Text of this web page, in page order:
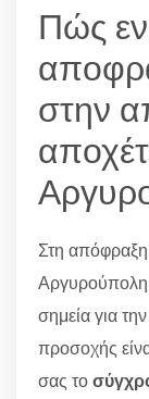
Πώς
στην
Στη
Αργυρούπολη
σημεία για
προσοχής
σας το